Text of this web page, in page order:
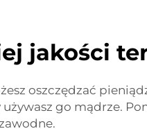
jakości
oszczędzać
go mądrze.